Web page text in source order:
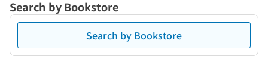
Search by Bookstore
Search by Bookstore